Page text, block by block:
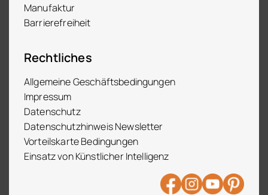
Manufaktur
Barrierefreiheit
Rechtliches
Allgemeine Geschäftsbedingungen
Impressum
Datenschutz
Datenschutzhinweis Newsletter
Vorteilskarte Bedingungen
Einsatz von Künstlicher Intelligenz